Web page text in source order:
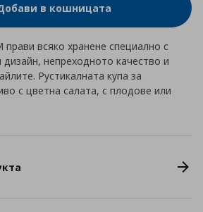
в кошницата
прави всяко хранене специално с
дизайн, непреходното качество и
Рустикалната купа за
с цветна салата, с плодове или